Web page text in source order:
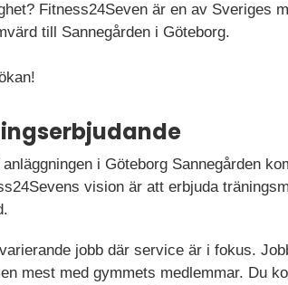
Fitness24Seven är en av Sveriges
till Sannegården i Göteborg.
i Göteborg Sannegården
vision är att erbjuda
jobb där service är i fokus.
mest med gymmets medlemmar. Du